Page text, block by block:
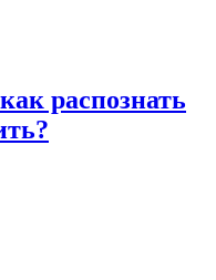
распознать